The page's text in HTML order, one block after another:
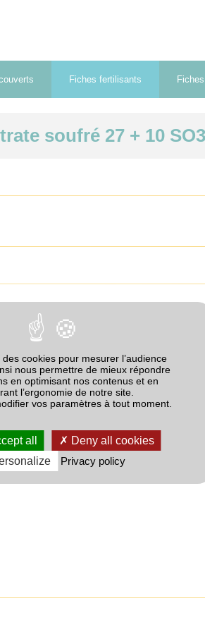
Fiches fertilisants
soufré 27 + 10 SO3
cookies pour mesurer l’audience
nous permettre de mieux répondre
en optimisant nos contenus et en
l’ergonomie de notre site.
vos paramètres à tout moment.
all
Deny all cookies
Privacy policy